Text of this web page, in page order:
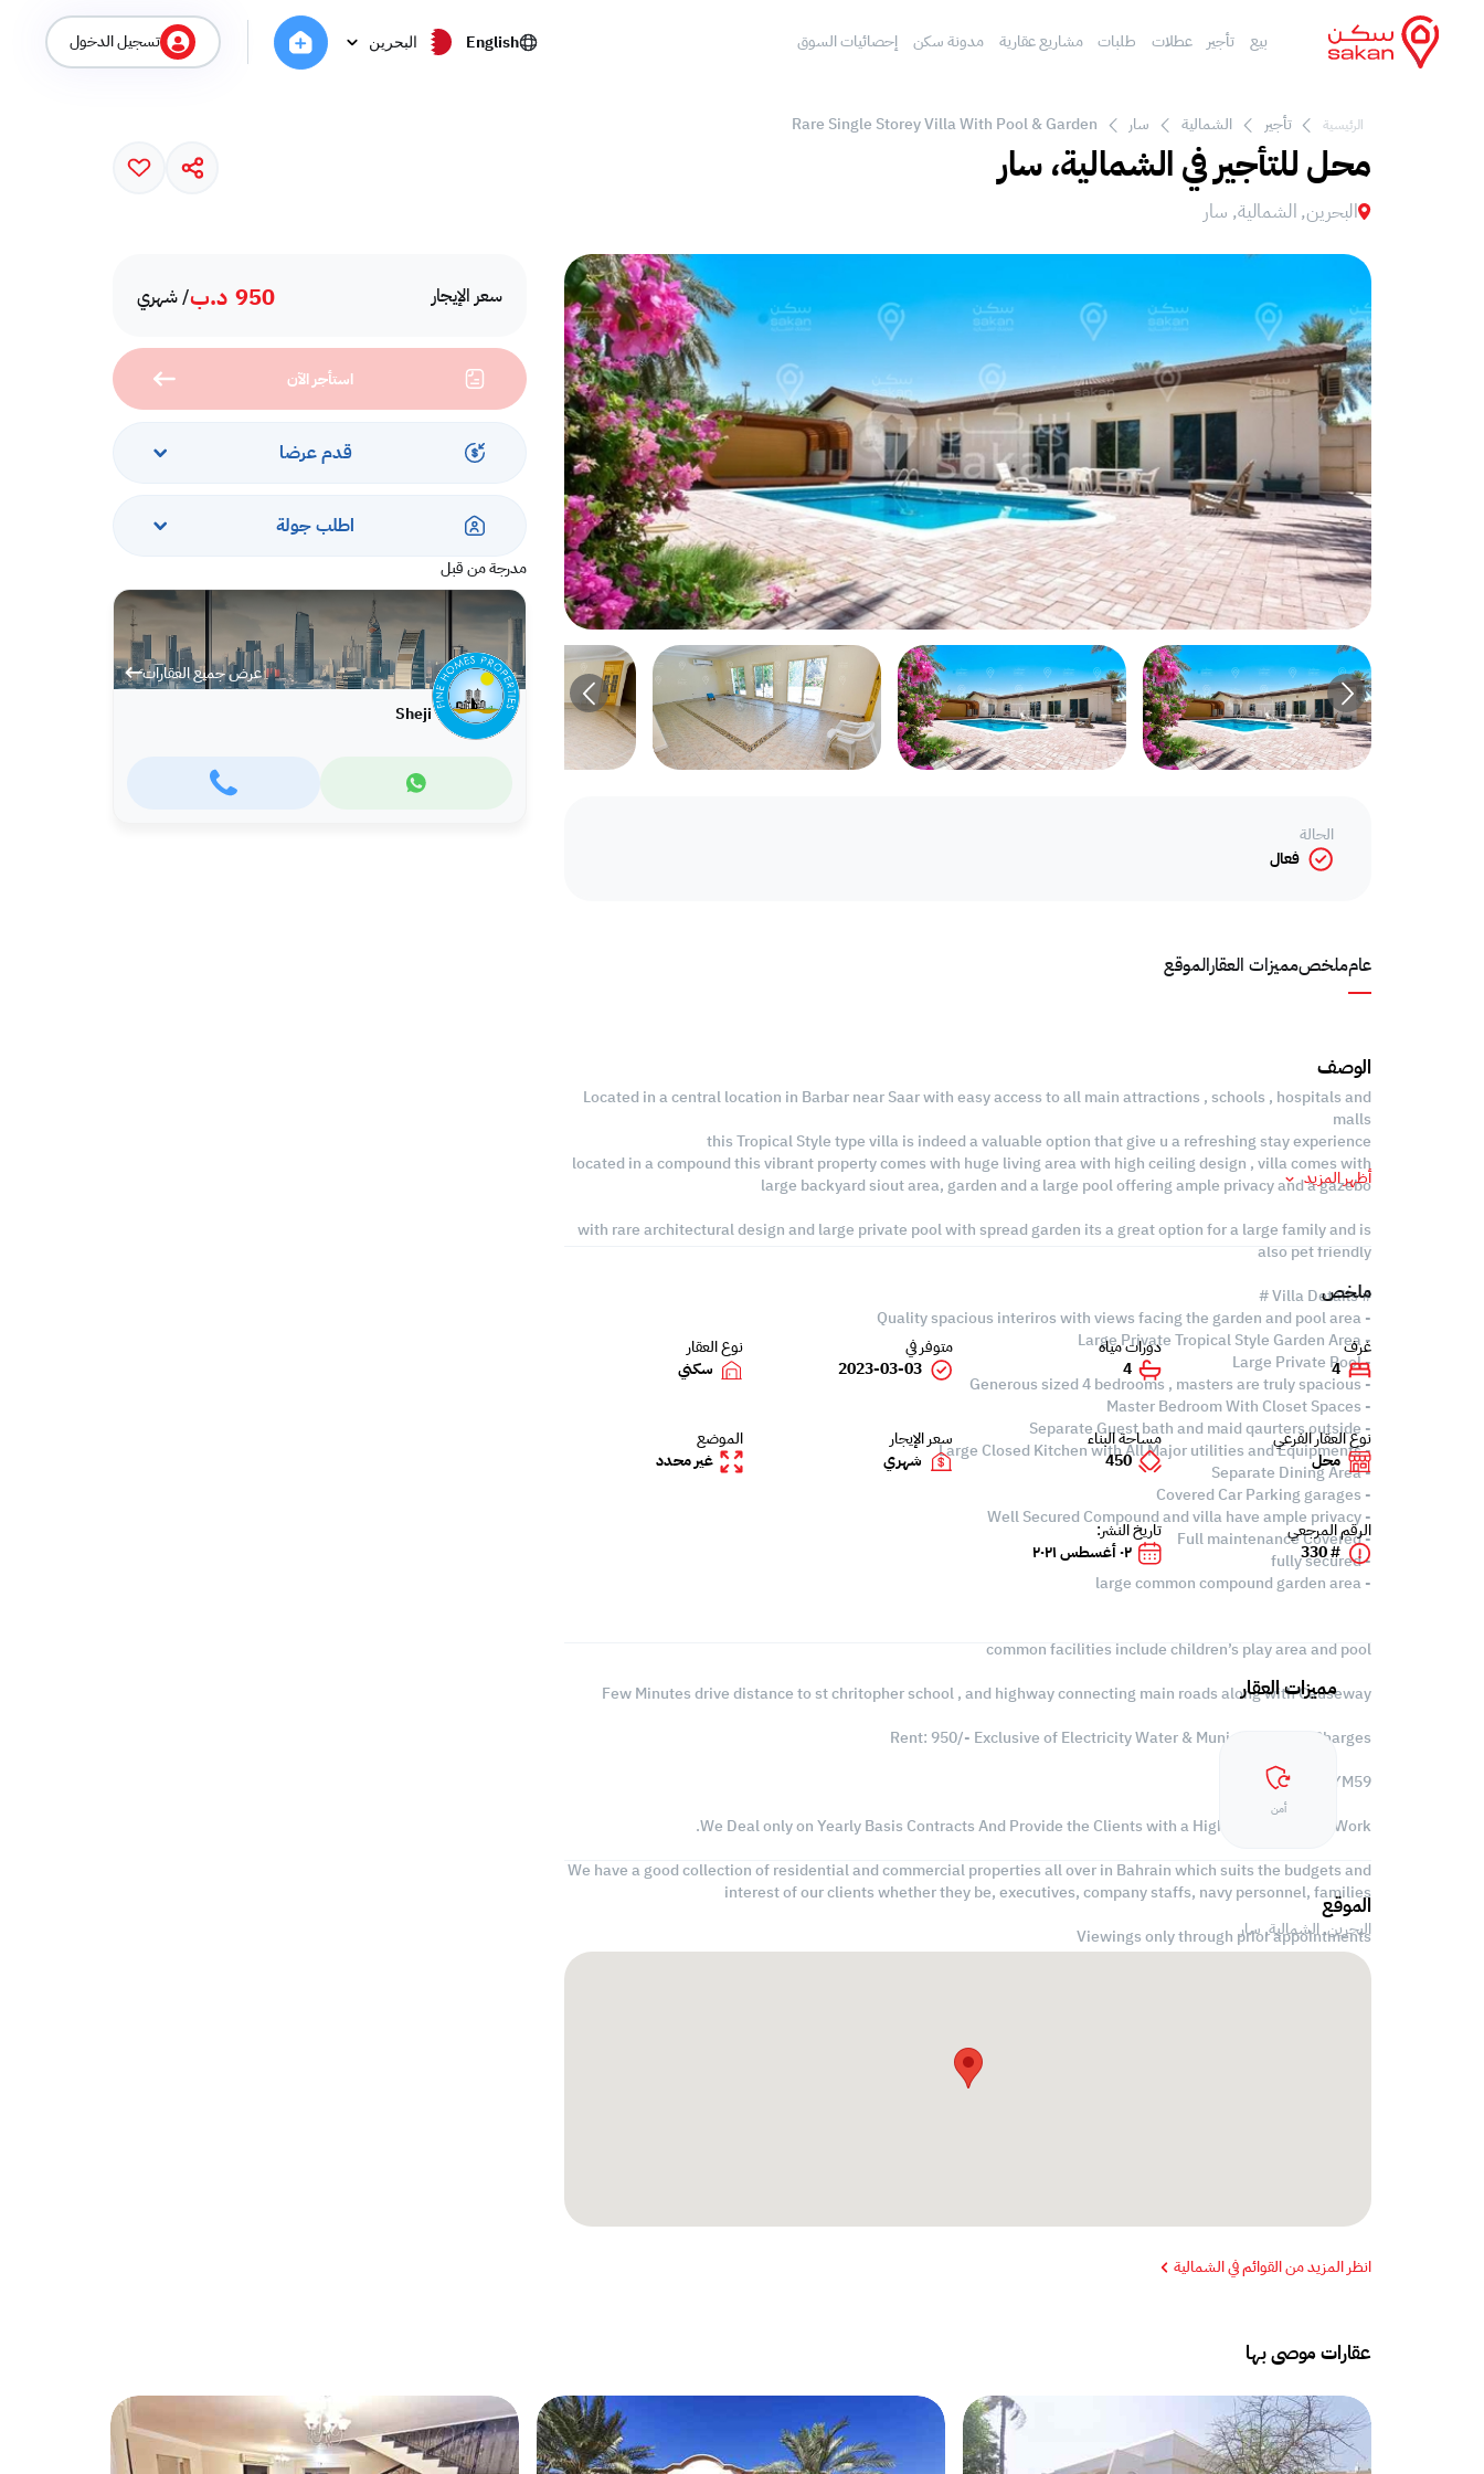
بيع تأجير عطلات طلبات مشاريع عقارية مدونة سكن إحصائيات السوق English البحرين تسجيل الدخول
الرئيسية تأجير الشمالية سار Rare Single Storey Villa With Pool & Garden
محل للتأجير في الشمالية، سار
البحرين, الشمالية, سار
سعر الإيجار 950 د.ب/ شهري
استأجر الآن
قدم عرضا
اطلب جولة
مدرجة من قبل
عرض جميع العقارات
Sheji
عامملخصمميزات العقارالموقع
الحالة
فعال
الوصف
Located in a central location in Barbar near Saar with easy access to all main attractions , schools , hospitals and
malls
this Tropical Style type villa is indeed a valuable option that give u a refreshing stay experience
located in a compound this vibrant property comes with huge living area with high ceiling design , villa comes with
large backyard siout area, garden and a large pool offering ample privacy and a gazebo
with rare architectural design and large private pool with spread garden its a great option for a large family and is
also pet friendly
# Villa Details #
- Quality spacious interiros with views facing the garden and pool area
- Large Private Tropical Style Garden Area
- Large Private Pool
- Generous sized 4 bedrooms , masters are truly spacious
- Master Bedroom With Closet Spaces
- Separate Guest bath and maid qaurters outside
- Large Closed Kitchen with All Major utilities and Equipments
- Separate Dining Area
- Covered Car Parking garages
- Well Secured Compound and villa have ample privacy
- Full maintenance Covered
- fully secured
- large common compound garden area
common facilities include children’s play area and pool
Few Minutes drive distance to st chritopher school , and highway connecting main roads along with Causeway
Rent: 950/- Exclusive of Electricity Water & Municipality Tax Charges
REF NO BYM59
We Deal only on Yearly Basis Contracts And Provide the Clients with a Highly Professional Work.
We have a good collection of residential and commercial properties all over in Bahrain which suits the budgets and
interest of our clients whether they be, executives, company staffs, navy personnel, families
Viewings only through prior appointments
أظهر المزيد
ملخص
غرف
4
دورات مياه
4
متوفر في
2023-03-03
نوع العقار
سكني
نوع العقار الفرعي
محل
مساحة البناء
450
سعر الإيجار
شهري
الموضع
غير محدد
الرقم المرجعي
# 330
تاريخ النشر:
٠٢ أغسطس ٢٠٢١
مميزات العقار
أمن
الموقع
البحرين, الشمالية,سار
انظر المزيد من القوائم في الشمالية
عقارات موصى بها